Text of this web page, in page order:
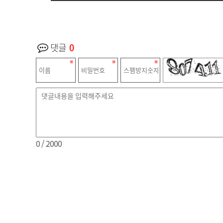
댓글 0
0/ 2000